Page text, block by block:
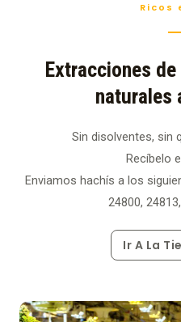
Ricos
Extracciones
naturales
Sin disolventes, sin
Recíbelo
Enviamos hachís a los
24800,
Ir A La